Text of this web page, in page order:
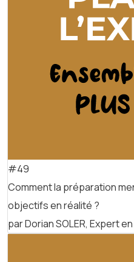
#49
Comment la préparation
objectifs en réalité ?
par Dorian SOLER, Expert